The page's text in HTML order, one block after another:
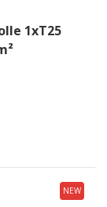
1xT25
NEW